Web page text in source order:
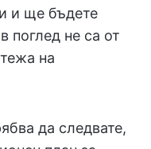
и ще бъдете
поглед не са от
на
да следвате,